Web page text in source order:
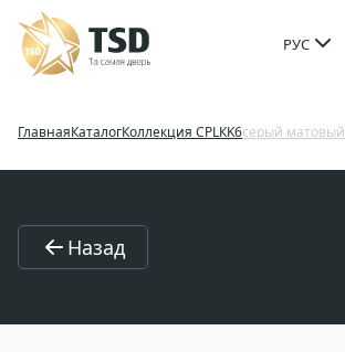
РУС
ГлавнаяКаталогКоллекция CPLКK6серый матовый
Назад